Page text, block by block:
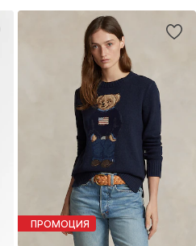
ПРОМОЦИЯ